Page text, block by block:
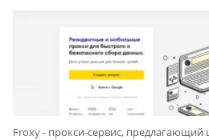
Froxy - прокси-сервис,